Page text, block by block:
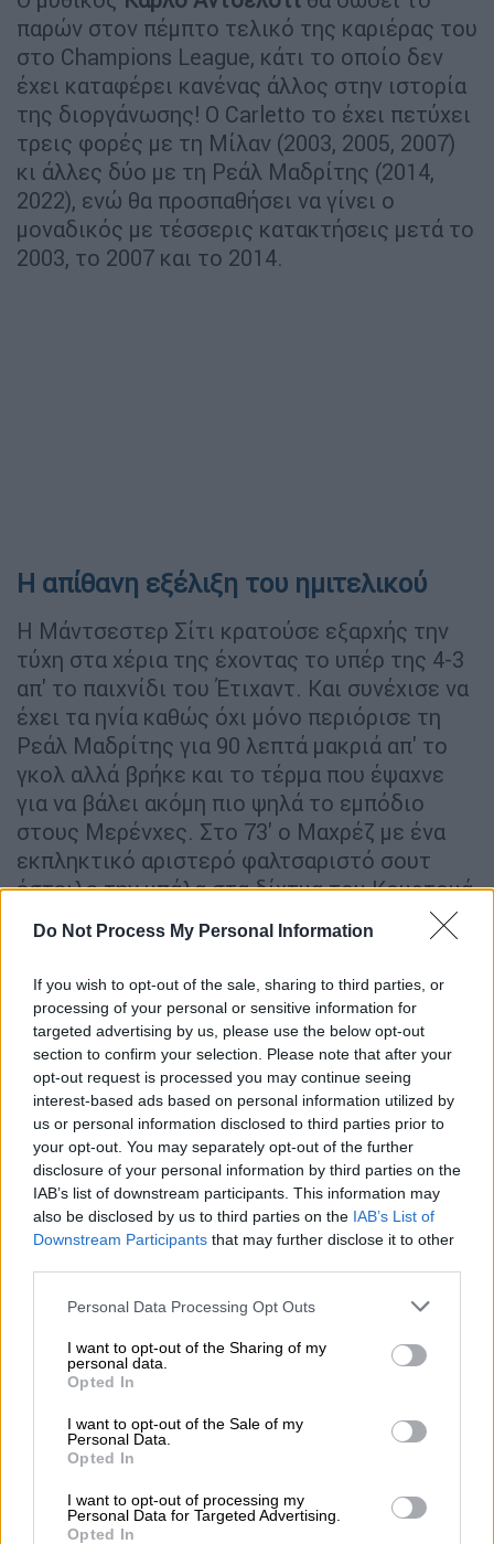
Do Not Process My Personal Information
If you wish to opt-out of the sale, sharing to third parties, or
processing of your personal or sensitive information for
targeted advertising by us, please use the below opt-out
section to confirm your selection. Please note that after your
opt-out request is processed you may continue seeing
interest-based ads based on personal information utilized by
us or personal information disclosed to third parties prior to
your opt-out. You may separately opt-out of the further
disclosure of your personal information by third parties on the
IAB’s list of downstream participants. This information may
also be disclosed by us to third parties on the IAB’s List of
Downstream Participants that may further disclose it to other
Please note that this website/app uses one or more Google
not limited to your visit or usage behaviour. You may click to
grant or deny consent to Google and its third-party tags to
use your data for below specified purposes in below Google
consent section.
Personal Data Processing Opt Outs
I want to opt-out of the Sharing of my
personal data.
Opted In
I want to opt-out of the Sale of my
Personal Data.
Opted In
I want to opt-out of processing my
Personal Data for Targeted Advertising.
Opted In
παρών στον πέμπτο τελικό της καριέρας του
στο Champions League, κάτι το οποίο δεν
έχει καταφέρει κανένας άλλος στην ιστορία
της διοργάνωσης! Ο Carletto το έχει πετύχει
τρεις φορές με τη Μίλαν (2003, 2005, 2007)
κι άλλες δύο με τη Ρεάλ Μαδρίτης (2014,
2022), ενώ θα προσπαθήσει να γίνει ο
μοναδικός με τέσσερις κατακτήσεις μετά το
2003, το 2007 και το 2014.
Η απίθανη εξέλιξη του ημιτελικού
Η Μάντσεστερ Σίτι κρατούσε εξαρχής την
τύχη στα χέρια της έχοντας το υπέρ της 4-3
απ' το παιχνίδι του Έτιχαντ. Και συνέχισε να
έχει τα ηνία καθώς όχι μόνο περιόρισε τη
Ρεάλ Μαδρίτης για 90 λεπτά μακριά απ' το
γκολ αλλά βρήκε και το τέρμα που έψαχνε
για να βάλει ακόμη πιο ψηλά το εμπόδιο
στους Μερένχες. Στο 73' ο Μαχρέζ με ένα
εκπληκτικό αριστερό φαλτσαριστό σουτ
έστειλε την μπάλα στα δίχτυα του Κουρτουά
γράφοντας το 0-1 που έμοιαζε
καταδικαστικό για τους Μαδριλένους.
Ποιος όμως μπορεί υποτιμήσει τη
Βασίλισσα; Ενδεχομένως το έκανε η Σίτι,
πρόκριση. Και στη συνέχεια αρκέστηκε
κάνοντας διαχείριση και περιμένοντας το
φινάλε. Προηγουμένως ο Γκρίλις είχε χάσει
μια ασύλληπτη ευκαιρία με τον Μιλιτάο να
απομακρύνει πάνω στη γραμμή! Κι έφτασε το
90ό λεπτό. Ήταν η στιγμή που ενδεχομένως
και οι πιο πιστοί οπαδοί της πίστεψαν στον